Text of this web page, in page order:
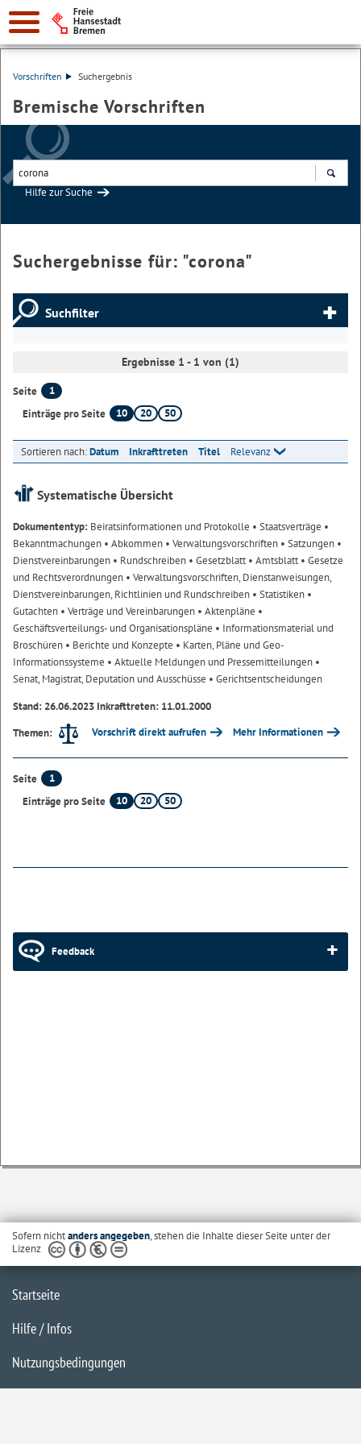
Vorschriften Suchergebnis
Bremische Vorschriften
Hilfe zur Suche
Suchergebnisse für: "corona"
Suchfilter
Ergebnisse 1 - 1 von (1)
Seite
1
Einträge pro Seite
10 20 50
Sortieren nach:Datum Inkrafttreten Titel Relevanz
Systematische Übersicht
Dokumententyp: Beiratsinformationen und Protokolle • Staatsverträge •
Bekanntmachungen • Abkommen • Verwaltungsvorschriften • Satzungen •
Dienstvereinbarungen • Rundschreiben • Gesetzblatt• Amtsblatt• Gesetze
und Rechtsverordnungen • Verwaltungsvorschriften, Dienstanweisungen,
Dienstvereinbarungen, Richtlinien und Rundschreiben • Statistiken •
Gutachten • Verträge und Vereinbarungen • Aktenpläne •
Geschäftsverteilungs- und Organisationspläne • Informationsmaterial und
Broschüren • Berichte und Konzepte • Karten, Pläne und Geo-
Informationssysteme • Aktuelle Meldungen und Pressemitteilungen •
Senat, Magistrat, Deputation und Ausschüsse • Gerichtsentscheidungen
Stand: 26.06.2023 Inkrafttreten: 11.01.2000
Themen:
Vorschrift direkt aufrufen Mehr Informationen
Seite
1
Einträge pro Seite
10 20 50
Feedback
Sofern nichtanders angegeben, stehen die Inhalte dieser Seite unter der
Lizenz
Startseite
Hilfe / Infos
Nutzungsbedingungen